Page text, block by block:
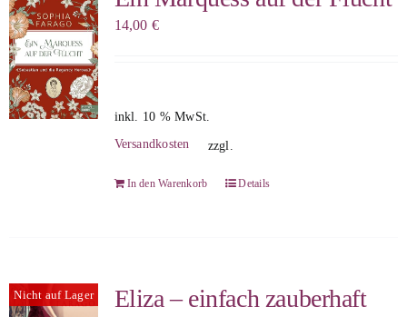
14,00 €
inkl. 10 % MwSt.
zzgl.
Versandkosten
In den Warenkorb Details
Nicht auf Lager Eliza – einfach zauberhaft